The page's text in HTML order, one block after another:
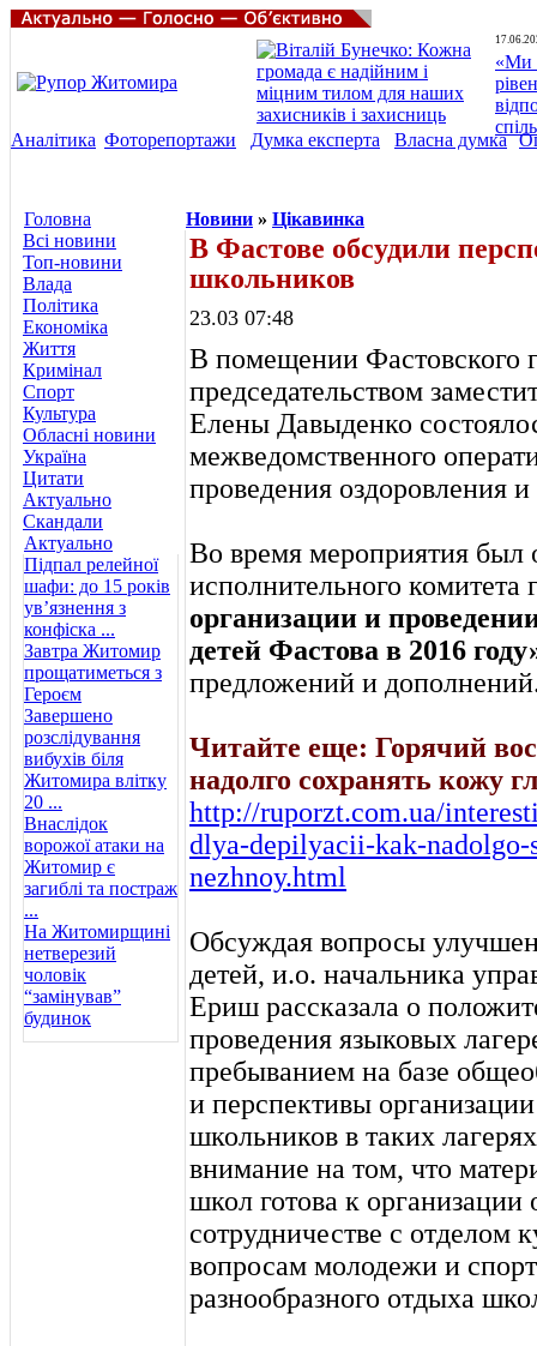
«Ми
Аналітика Фоторепортажи Думка експерта Власна думка
Головна
Всі новини
Топ-новини
Влада
Політика
Економіка
Життя
Кримінал
Спорт
Культура
Обласні новини
Україна
Цитати
Актуально
Скандали
Актуально
Підпал релейної
шафи: до 15 років
ув’язнення з
конфіска ...
Завтра Житомир
прощатиметься з
Героєм
Завершено
розслідування
вибухів біля
Житомира влітку
20 ...
Внаслідок
ворожої атаки на
Житомир є
загиблі та постраж
...
На Житомирщині
нетверезий
чоловік
“замінував”
будинок
Новини » Цікавинка
В Фастове обсудили
школьников
23.03 07:48
В помещении Фастовского
председательством
Елены Давыденко
межведомственного
проведения оздоровления
Во время мероприятия был
исполнительного комитета
организации и
детей Фастова в 2016
предложений и
Читайте еще: Горячий
надолго сохранять кожу
http://ruporzt.com.ua/
dlya-depilyacii-kak-
nezhnoy.html
Обсуждая вопросы
детей, и.о. начальника
Ериш рассказала о
проведения языковых
пребыванием на базе
и перспективы
школьников в таких
внимание на том, что
школ готова к организации
сотрудничестве с отделом
вопросам молодежи и
разнообразного отдыха